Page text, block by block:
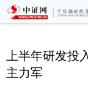
上半年研发投
主力军